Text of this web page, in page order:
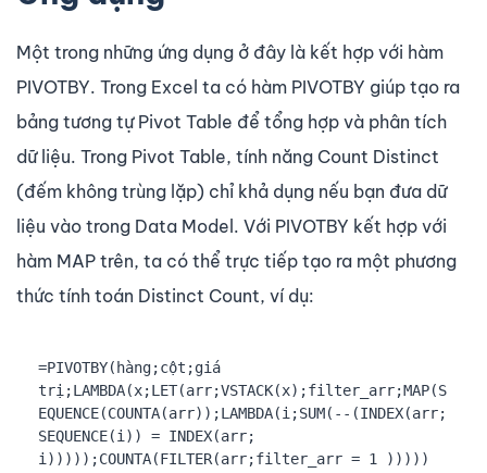
Một trong những ứng dụng ở đây là kết hợp với hàm
PIVOTBY. Trong Excel ta có hàm PIVOTBY giúp tạo ra
bảng tương tự Pivot Table để tổng hợp và phân tích
dữ liệu. Trong Pivot Table, tính năng Count Distinct
(đếm không trùng lặp) chỉ khả dụng nếu bạn đưa dữ
liệu vào trong Data Model. Với PIVOTBY kết hợp với
hàm MAP trên, ta có thể trực tiếp tạo ra một phương
thức tính toán Distinct Count, ví dụ:
=PIVOTBY(hàng;cột;giá
trị;LAMBDA(x;LET(arr;VSTACK(x);filter_arr;MAP(S
EQUENCE(COUNTA(arr));LAMBDA(i;SUM(--(INDEX(arr;
SEQUENCE(i)) = INDEX(arr;
i)))));COUNTA(FILTER(arr;filter_arr = 1 )))))